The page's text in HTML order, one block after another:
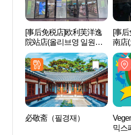
[事后免税店]欧利芙洋逸
院站店(올리브영 일원역
점)
[事
南店
必敬斋（필경재）
믹스